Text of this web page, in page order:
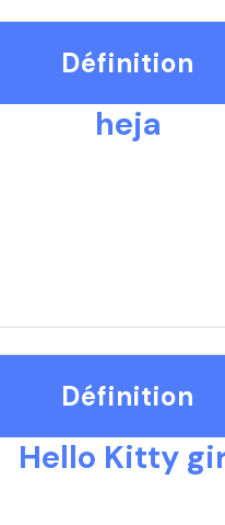
Définition
heja
Définition
Hello Kitty